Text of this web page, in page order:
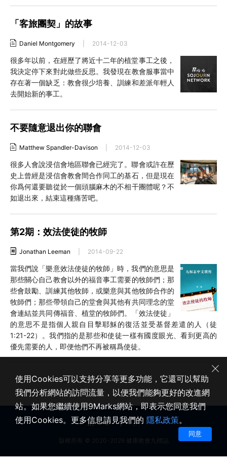
「客旅團契」的故事
Daniel Montgomery 2014-12-03
很多年以前，在經歷了將近十二年的植堂事工之後，
我決定停下來對此做些反思。我發現在教會服事當中
存在著一個缺乏：教會很少培養、訓練和差派年輕人
去開始新的事工。
不要隨意退出你的聯會
Matthew Spandler-Davison 2014-12-03
很多人會說浸信會地區聯會已經完了。聯會或許在歷
史上曾經是浸信會教會間合作同工的基石，但是現在
你爲何還要聽從於一個頭腦麻木的不相干團體呢？不
如退出來，結束這種痛苦吧。
第2期：效法使徒的牧師
Jonathan Leeman 2014-09-22
當我們說「樂意效法使徒的牧師」時，我們的意思是
那些關心自己教會以外的福音事工需要的牧師們；那
些會鼓勵、訓練其他牧師，或樂意與其他牧師合作的
牧師們；那些帶領自己的堂會與其他有共同理念的堂
會連結並共同傳福音、植堂的牧師們。「效法使徒」
的意思不是指個人親自目擊耶穌的復活並受基督差遣的人（徒
1:21-22）。我們指的是那些和使徒一樣有國度眼光、看到更高的
優先需要的人，即便他們不再被稱爲使徒。
版權所有 © 2020-2026 健康教會九標誌
使用Cookies可以支持分享等更多功能，它還可以幫助
我們分析網站的訪問流量，以便我們能夠更好的改進網
站。如果您繼續使用9Marks網站，即表示您同意我們
使用Cookies。更多信息請見我們的 隱私政策。
同意